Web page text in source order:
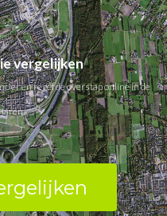
vergelijken
en regel de overstap online in de